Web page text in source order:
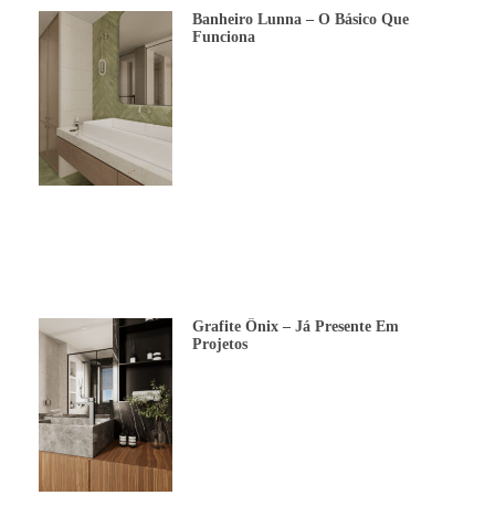
Banheiro Lunna – O Básico Que
Funciona
Grafite Ônix – Já Presente Em
Projetos